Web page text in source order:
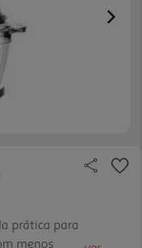
prática para
menos